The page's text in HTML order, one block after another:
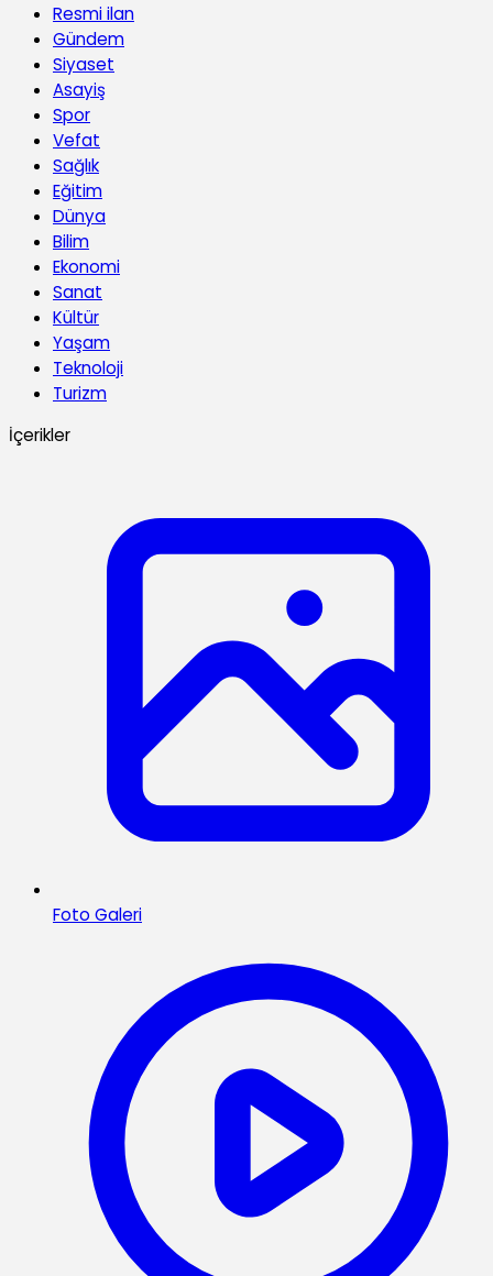
Resmi ilan
Gündem
Siyaset
Asayiş
Spor
Vefat
Sağlık
Eğitim
Dünya
Bilim
Ekonomi
Sanat
Kültür
Yaşam
Teknoloji
Turizm
İçerikler
Foto Galeri